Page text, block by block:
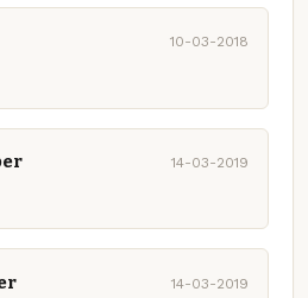
10-03-2018
14-03-2019
14-03-2019